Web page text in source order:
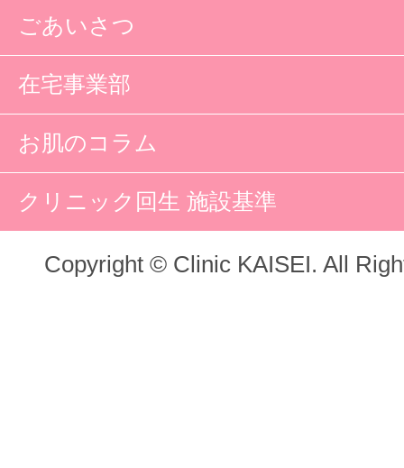
ごあいさつ
在宅事業部
お肌のコラム
クリニック回生 施設基準
Copyright © Clinic KAISEI. All